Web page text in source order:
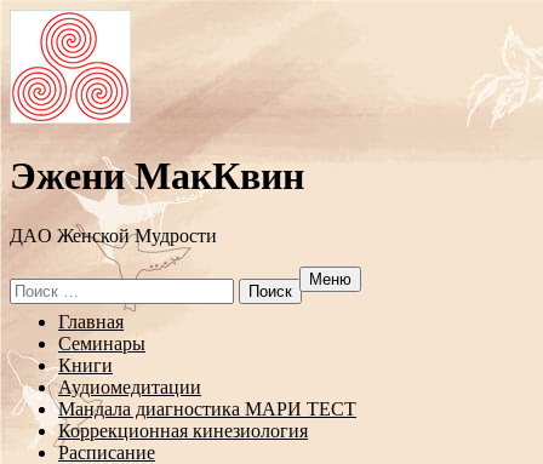
Эжени МакКвин
ДAO Женской Мудрости
Search
for:
Меню
Перейти
содержанию
Главная
Семинары
Книги
Аудиомедитации
Мандала диагностика МАРИ ТЕСТ
Коррекционная кинезиология
Расписание